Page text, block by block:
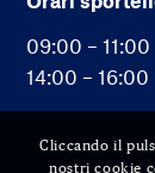
09:00 – 11:00
14:00 – 16:00
Cliccando il
nostri cookie